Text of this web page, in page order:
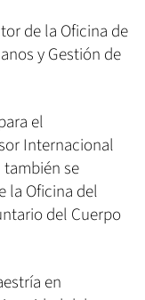
de la Oficina de
y Gestión de
el
Internacional
se
la Oficina del
del Cuerpo
en